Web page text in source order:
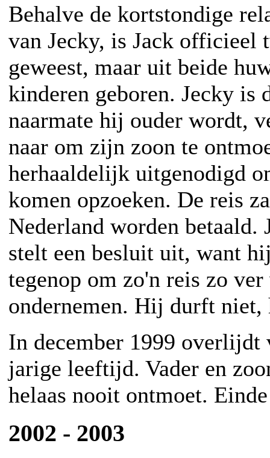
Behalve de kortstondige
van Jecky, is Jack officieel
geweest, maar uit beide
kinderen geboren. Jecky is
naarmate hij ouder wordt,
naar om zijn zoon te
herhaaldelijk uitgenodigd
komen opzoeken. De reis
Nederland worden betaald.
stelt een besluit uit, want
tegenop om zo'n reis zo
ondernemen. Hij durft
In december 1999 overlijdt
jarige leeftijd. Vader en
helaas nooit ontmoet.
2002 - 2003